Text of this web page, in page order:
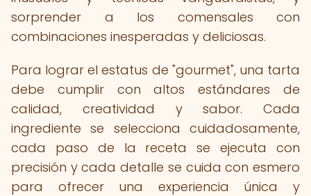
sorprender a los comensales con
combinaciones inesperadas y deliciosas.
Para lograr el estatus de "gourmet", una tarta
debe cumplir con altos estándares de
calidad, creatividad y sabor. Cada
ingrediente se selecciona cuidadosamente,
cada paso de la receta se ejecuta con
precisión y cada detalle se cuida con esmero
para ofrecer una experiencia única y